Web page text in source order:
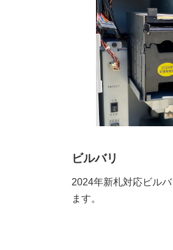
ビルバリ
2024年新札対応ビル
ます。